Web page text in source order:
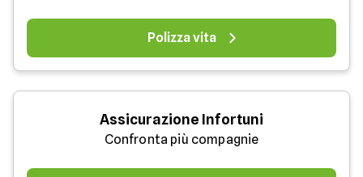
Polizza vita
Assicurazione Infortuni
Confronta più compagnie